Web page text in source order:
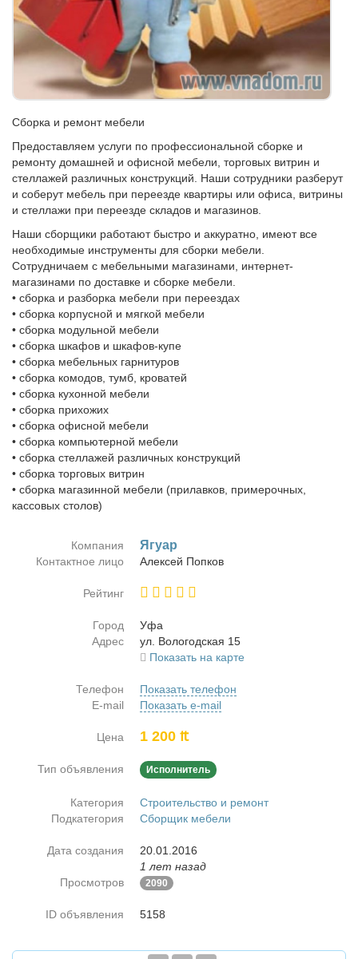
Сборка и ремонт мебели
Предоставляем услуги по профессиональной сборке и
ремонту домашней и офисной мебели, торговых витрин и
стеллажей различных конструкций. Наши сотрудники разберут
и соберут мебель при переезде квартиры или офиса, витрины
и стеллажи при переезде складов и магазинов.
Наши сборщики работают быстро и аккуратно, имеют все
необходимые инструменты для сборки мебели.
Сотрудничаем с мебельными магазинами, интернет-
магазинами по доставке и сборке мебели.
• сборка и разборка мебели при переездах
• сборка корпусной и мягкой мебели
• сборка модульной мебели
• сборка шкафов и шкафов-купе
• сборка мебельных гарнитуров
• сборка комодов, тумб, кроватей
• сборка кухонной мебели
• сборка прихожих
• сборка офисной мебели
• сборка компьютерной мебели
• сборка стеллажей различных конструкций
• сборка торговых витрин
• сборка магазинной мебели (прилавков, примерочных,
кассовых столов)
Компания Ягу­ар
Контактное лицо Алек­сей Поп­ков
Рейтинг
Город
Уфа
Адрес
ул. Во­ло­год­ская 15
Показать на карте
Телефон
Показать телефон
E-mail
Показать e-mail
Цена 1 200 ₶
Тип объявления Исполнитель
Категория
Строительство и ремонт
Подкатегория
Сборщик мебели
Дата создания
20.01.2016
1 лет назад
Просмотров
2090
ID объявления 5158